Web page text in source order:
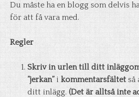
Du måste ha en blogg som delvis
för att få vara med.
Regler
Skriv inurlen till ditt inlägg
”jerkan”i kommentarsfältet så
ditt inlägg. (Det är alltså inte